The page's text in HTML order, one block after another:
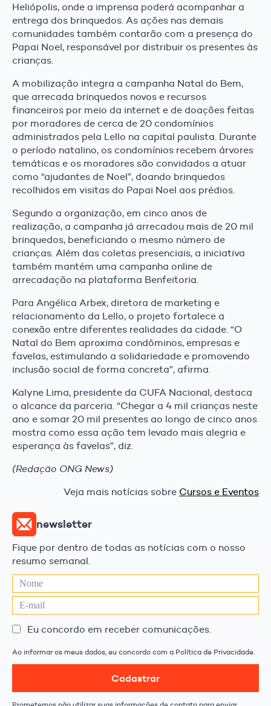
Heliópolis, onde a imprensa poderá acompanhar a
entrega dos brinquedos. As ações nas demais
comunidades também contarão com a presença do
Papai Noel, responsável por distribuir os presentes às
crianças.
A mobilização integra a campanha Natal do Bem,
que arrecada brinquedos novos e recursos
financeiros por meio da internet e de doações feitas
por moradores de cerca de 20 condomínios
administrados pela Lello na capital paulista. Durante
o período natalino, os condomínios recebem árvores
temáticas e os moradores são convidados a atuar
como “ajudantes de Noel”, doando brinquedos
recolhidos em visitas do Papai Noel aos prédios.
Segundo a organização, em cinco anos de
realização, a campanha já arrecadou mais de 20 mil
brinquedos, beneficiando o mesmo número de
crianças. Além das coletas presenciais, a iniciativa
também mantém uma campanha online de
arrecadação na plataforma Benfeitoria.
Para Angélica Arbex, diretora de marketing e
relacionamento da Lello, o projeto fortalece a
conexão entre diferentes realidades da cidade. “O
Natal do Bem aproxima condôminos, empresas e
favelas, estimulando a solidariedade e promovendo
inclusão social de forma concreta”, afirma.
Kalyne Lima, presidente da CUFA Nacional, destaca
o alcance da parceria. “Chegar a 4 mil crianças neste
ano e somar 20 mil presentes ao longo de cinco anos
mostra como essa ação tem levado mais alegria e
esperança às favelas”, diz.
(Redação ONG News)
Veja mais notícias sobre Cursos e Eventos
newsletter
Fique por dentro de todas as notícias com o nosso
resumo semanal.
Eu concordo em receber comunicações.
Ao informar os meus dados, eu concordo com a Política de Privacidade.
Cadastrar